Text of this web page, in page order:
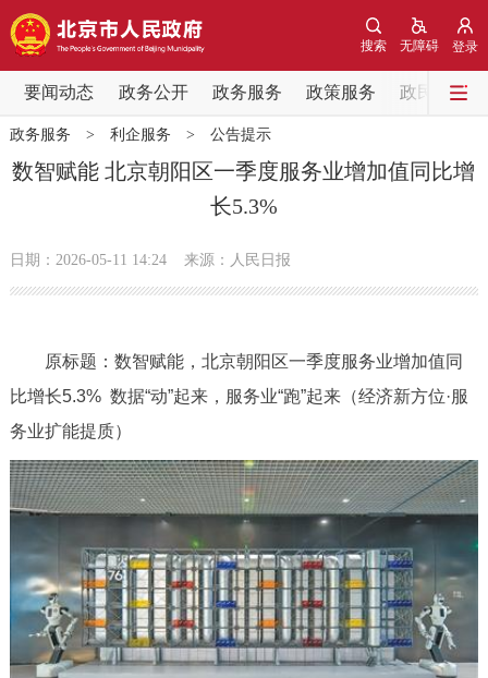
登录
无障碍
搜索
要闻动态 政务公开 政务服务 政策服务 政民互动
要闻动态
党中央精神 国务院信息
会议信息
市领导 机构职能 政策服务
决策公开 专题公开
政务服务
个人服务 法人服务 部门服务
政务服务 > 利企服务 > 公告提示
数智赋能 北京朝阳区一季度服务业增加值同比增
长5.3%
日期：2026-05-11 14:24 来源：人民日报
原标题：数智赋能，北京朝阳区一季度服务业增加值同
比增长5.3% 数据“动”起来，服务业“跑”起来（经济新方位·服
务业扩能提质）